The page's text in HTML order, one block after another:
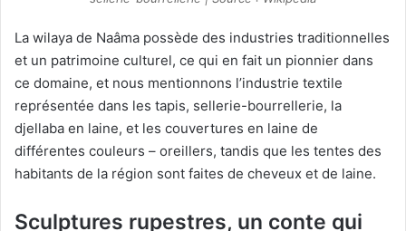
La wilaya de Naâma possède des industries traditionnelles
et un patrimoine culturel, ce qui en fait un pionnier dans
ce domaine, et nous mentionnons l’industrie textile
représentée dans les tapis, sellerie-bourrellerie, la
djellaba en laine, et les couvertures en laine de
différentes couleurs – oreillers, tandis que les tentes des
habitants de la région sont faites de cheveux et de laine.
Sculptures rupestres, un conte qui